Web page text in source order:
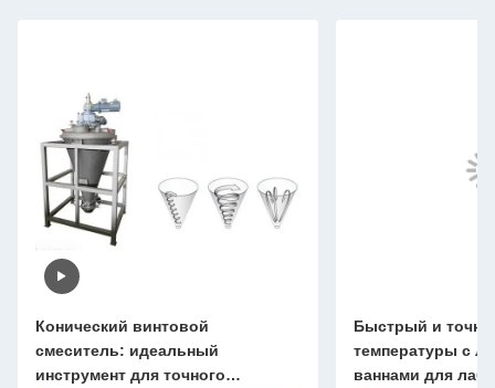
Конический винтовой
смеситель: идеальный
инструмент для точного
Быстрый и
температуры с
ваннами для